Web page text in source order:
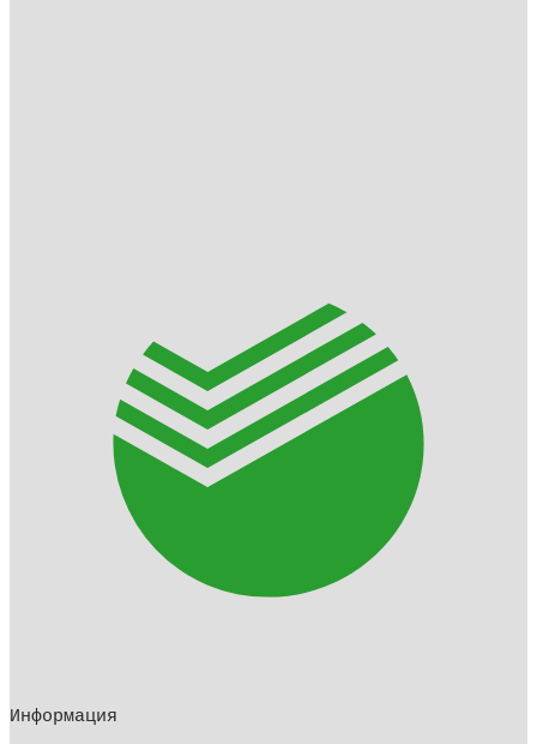
Информация